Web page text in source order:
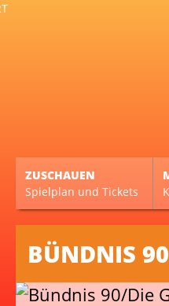
ZUSCHAUEN
Spielplan und Tickets
BÜNDNIS